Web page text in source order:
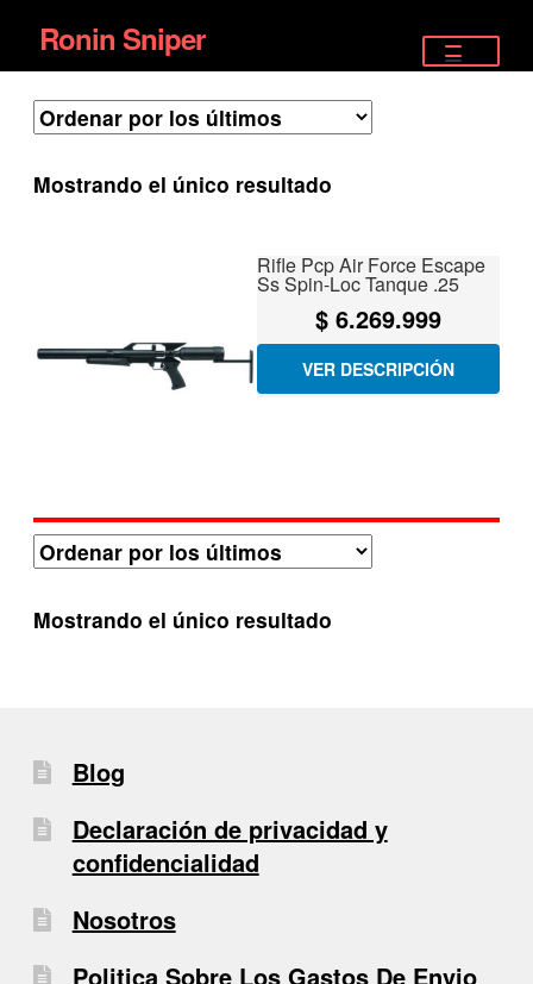
Ir
a
la
Ir
al
contenido
Ronin Sniper
PISTOLAS
Mostrando el único resultado
Rifle Pcp Air Force Escape
Ss Spin-Loc Tanque .25
$6.269.999
VER DESCRIPCIÓN
Mostrando el único resultado
Blog
Declaración de privacidad y
confidencialidad
Nosotros
Politica Sobre Los Gastos De Envio